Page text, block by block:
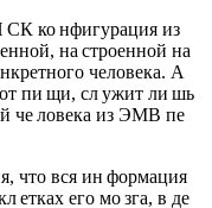
ко нфигурация из
на строенной на
человека. А
от пи щи, сл ужит ли шь
че ловека из ЭМВ пе
что вся ин формация
етках его мо зга, в де